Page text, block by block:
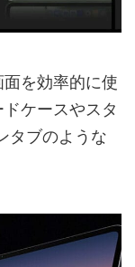
を効率的に使
ケースやスタ
タブのような